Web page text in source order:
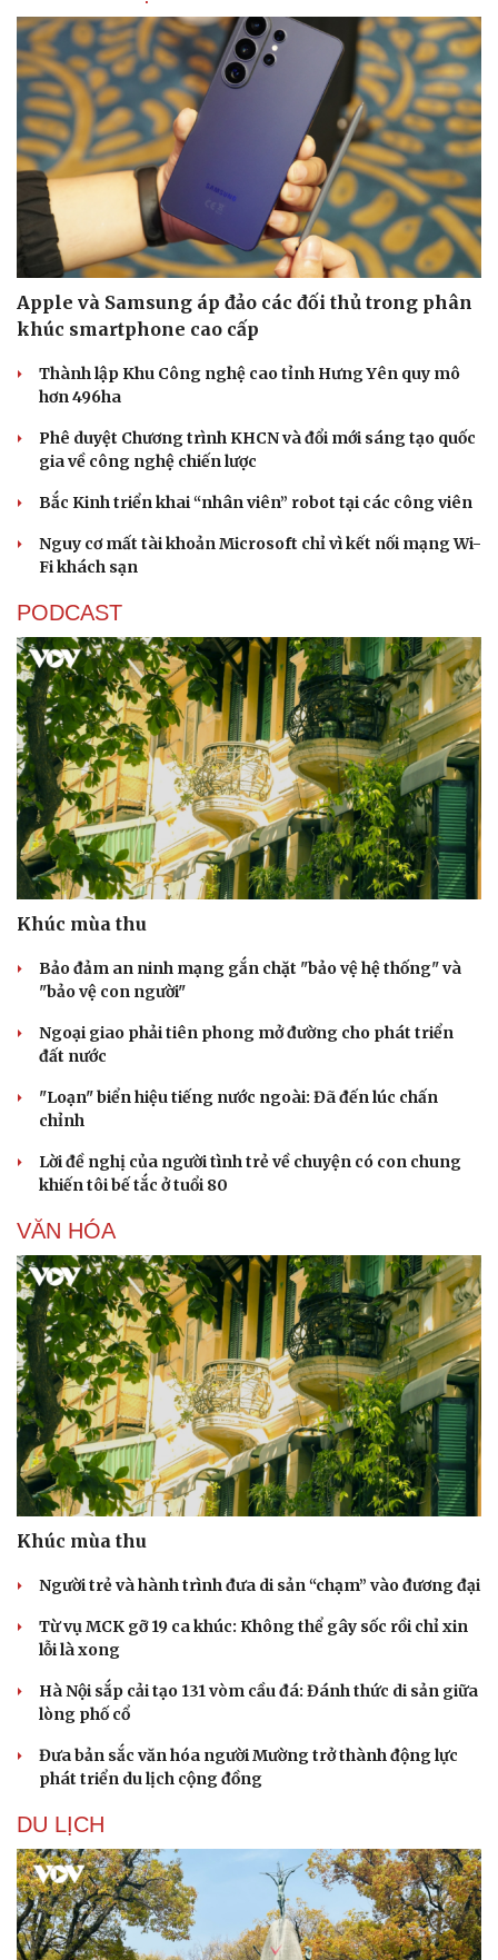
Doanh nghiệp
Thông tin doanh nghiệp
Doanh nghiệp 24h
Doanh nhân
Vì cộng đồng
Công nghệ
Sành điệu
Tin Công nghệ
Trải nghiệm
Chuyển đổi số
Dinh dưỡng - món ngon
Cây thuốc
Nhi khoa
Nam khoa
Phòng mạch online
Ăn sạch sống khỏe
Nhà đẹp
Apple và Samsung áp đảo các đối thủ trong phân
khúc smartphone cao cấp
Thành lập Khu Công nghệ cao tỉnh Hưng Yên quy mô
hơn 496ha
Phê duyệt Chương trình KHCN và đổi mới sáng tạo quốc
gia về công nghệ chiến lược
Bắc Kinh triển khai “nhân viên” robot tại các công viên
Nguy cơ mất tài khoản Microsoft chỉ vì kết nối mạng Wi-
Fi khách sạn
PODCAST
Khúc mùa thu
Bảo đảm an ninh mạng gắn chặt "bảo vệ hệ thống" và
"bảo vệ con người"
Ngoại giao phải tiên phong mở đường cho phát triển
đất nước
"Loạn" biển hiệu tiếng nước ngoài: Đã đến lúc chấn
chỉnh
Lời đề nghị của người tình trẻ về chuyện có con chung
khiến tôi bế tắc ở tuổi 80
VĂN HÓA
Khúc mùa thu
Người trẻ và hành trình đưa di sản “chạm” vào đương đại
Từ vụ MCK gỡ 19 ca khúc: Không thể gây sốc rồi chỉ xin
lỗi là xong
Hà Nội sắp cải tạo 131 vòm cầu đá: Đánh thức di sản giữa
lòng phố cổ
Đưa bản sắc văn hóa người Mường trở thành động lực
phát triển du lịch cộng đồng
DU LỊCH